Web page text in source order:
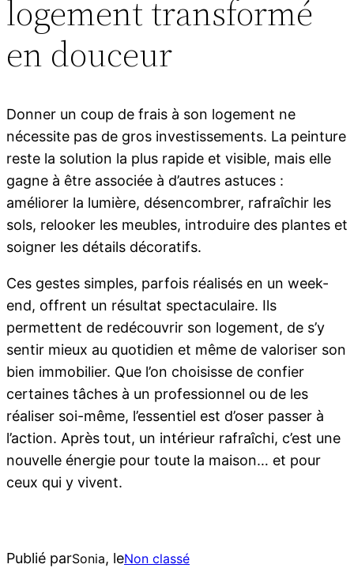
logement transformé
en douceur
Donner un coup de frais à son logement ne
nécessite pas de gros investissements. La peinture
reste la solution la plus rapide et visible, mais elle
gagne à être associée à d’autres astuces :
améliorer la lumière, désencombrer, rafraîchir les
sols, relooker les meubles, introduire des plantes et
soigner les détails décoratifs.
Ces gestes simples, parfois réalisés en un week-
end, offrent un résultat spectaculaire. Ils
permettent de redécouvrir son logement, de s’y
sentir mieux au quotidien et même de valoriser son
bien immobilier. Que l’on choisisse de confier
certaines tâches à un professionnel ou de les
réaliser soi-même, l’essentiel est d’oser passer à
l’action. Après tout, un intérieur rafraîchi, c’est une
nouvelle énergie pour toute la maison… et pour
ceux qui y vivent.
Publié parSonia, leNon classé